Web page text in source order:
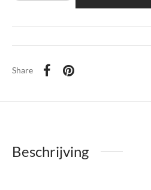
Share
Beschrijving